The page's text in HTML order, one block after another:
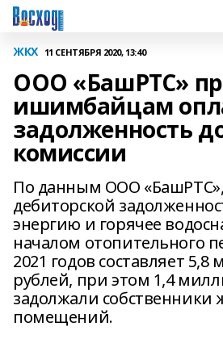
ЖКХ 11 СЕНТЯБРЯ 2020, 13:40
ООО «БашРТС»
ишимбайцам
задолженность
комиссии
По данным ООО
дебиторской
энергию и горячее
началом отопительного
2021 годов составляет
рублей, при этом 1,4
задолжали собственники
помещений.